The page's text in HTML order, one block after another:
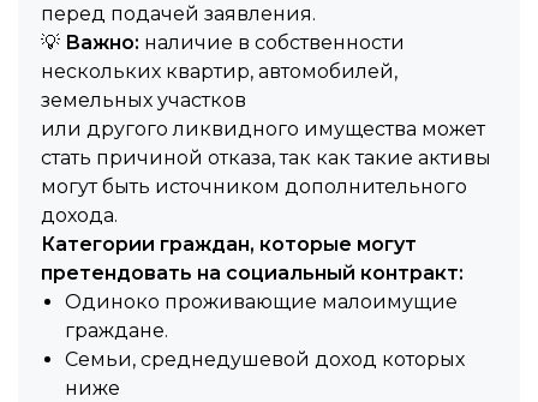
перед подачей заявления.
💡 Важно: наличие в собственности
нескольких квартир, автомобилей,
земельных участков
или другого ликвидного имущества может
стать причиной отказа, так как такие активы
могут быть источником дополнительного
дохода.
Категории граждан, которые могут
претендовать на социальный контракт:
Одиноко проживающие малоимущие
граждане.
Семьи, среднедушевой доход которых
ниже